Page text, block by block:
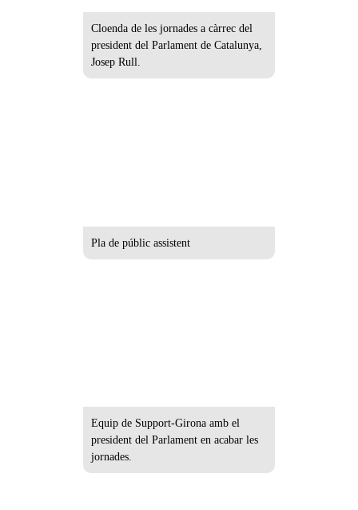
Cloenda de les jornades a càrrec del
president del Parlament de Catalunya,
Josep Rull.
Pla de públic assistent
Equip de Support-Girona amb el
president del Parlament en acabar les
jornades.